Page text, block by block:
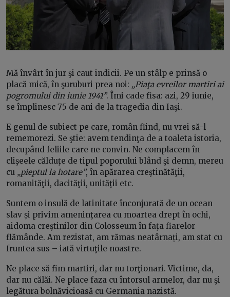
Mă învârt în jur şi caut indicii. Pe un stâlp e prinsă o
placă mică, în şuruburi prea noi: „Piaţa evreilor martiri ai
pogromului din iunie 1941”. Îmi cade fisa: azi, 29 iunie,
se împlinesc 75 de ani de la tragedia din Iaşi.
E genul de subiect pe care, român fiind, nu vrei să-l
rememorezi. Se ştie: avem tendinţa de a toaleta istoria,
decupând feliile care ne convin. Ne complacem în
clişeele călduţe de tipul poporului blând şi demn, mereu
cu „pieptul la hotare”, în apărarea creştinătăţii,
romanităţii, dacităţii, unităţii etc.
Suntem o insulă de latinitate înconjurată de un ocean
slav și privim ameninţarea cu moartea drept în ochi,
aidoma creştinilor din Colosseum în faţa fiarelor
flămânde. Am rezistat, am rămas neatârnați, am stat cu
fruntea sus – iată virtuţile noastre.
Ne place să fim martiri, dar nu torţionari. Victime, da,
dar nu călăi. Ne place faza cu întorsul armelor, dar nu şi
legătura bolnăvicioasă cu Germania nazistă.